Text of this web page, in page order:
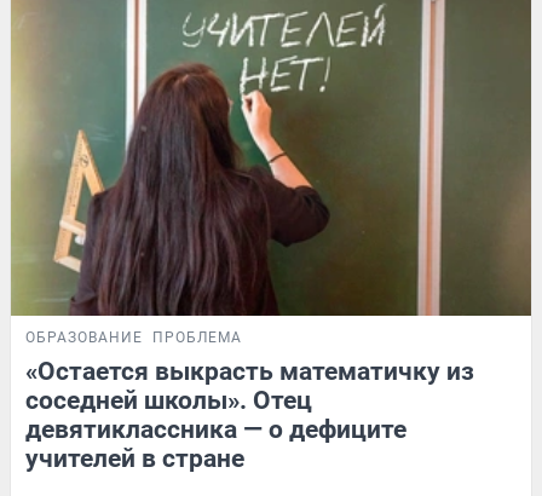
ОБРАЗОВАНИЕ ПРОБЛЕМА
«Остается выкрасть математичку из
соседней школы». Отец
девятиклассника — о дефиците
учителей в стране